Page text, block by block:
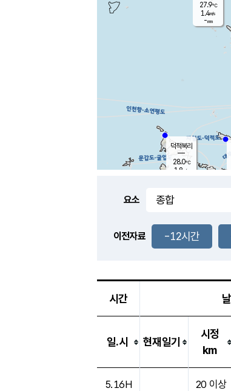
27.9℃
1.4m/s
-mm
-
덕적북리
28.0℃
1.8 m/s
요소
이전자료 -12시간
시간
일.시 현재일기
시정
km
5.16H 20 이상